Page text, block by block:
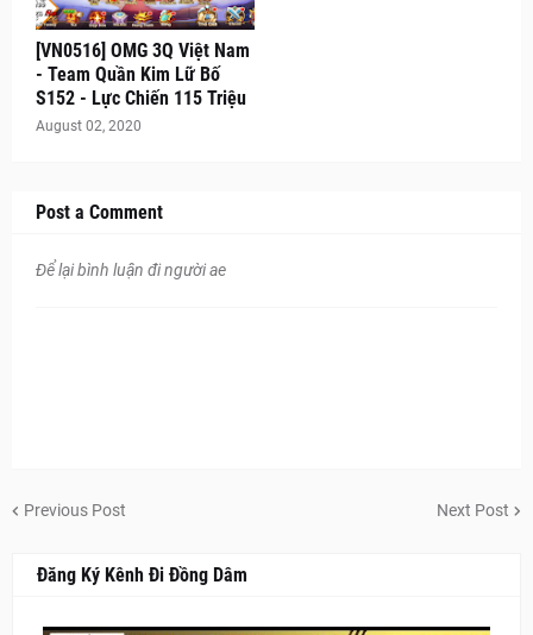
[VN0516] OMG 3Q Việt Nam
- Team Quần Kim Lữ Bố
S152 - Lực Chiến 115 Triệu
August 02, 2020
Post a Comment
Để lại bình luận đi người ae
Previous Post Next Post
Đăng Ký Kênh Đi Đồng Dâm